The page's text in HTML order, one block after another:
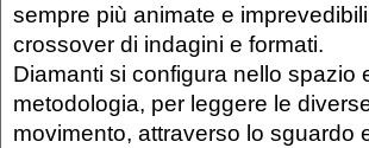
sempre più animate e
crossover di indagini e formati.
Diamanti si configura nello spazio
metodologia, per leggere le
movimento, attraverso lo sguardo